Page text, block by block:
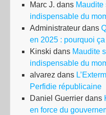
Marc J. dans Maudite
indispensable du
Administrateur dans
en 2025 : pourquoi
Kinski dans Maudite
indispensable du
alvarez dans
Perfidie républicaine
Daniel Guerrier dans
en force du